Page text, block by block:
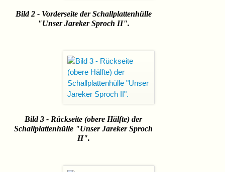
Bild 2 - Vorderseite der Schallplattenhülle
"Unser Jareker Sproch II".
Bild 3 - Rückseite (obere Hälfte) der
Schallplattenhülle "Unser Jareker Sproch
II".